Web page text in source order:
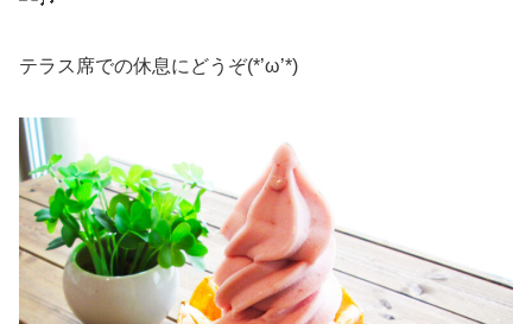
テラス席での休息にどうぞ(*’ω’*)